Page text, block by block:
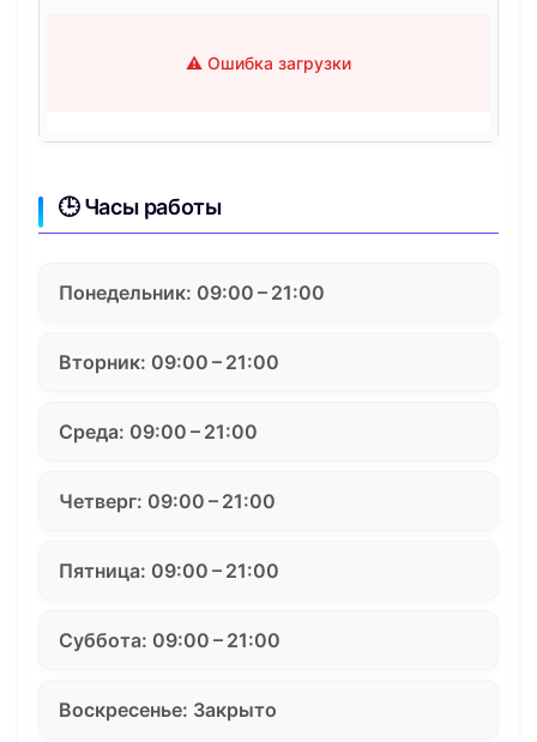
⚠️ Ошибка загрузки
🕒 Часы работы
Понедельник: 09:00 – 21:00
Вторник: 09:00 – 21:00
Среда: 09:00 – 21:00
Четверг: 09:00 – 21:00
Пятница: 09:00 – 21:00
Суббота: 09:00 – 21:00
Воскресенье: Закрыто